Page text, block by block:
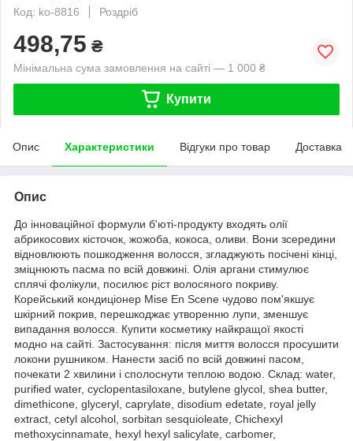
Код: ko-8816
Роздріб
498,75 ₴
Мінімальна сума замовлення на сайті — 1 000 ₴
Купити
Опис Характеристики Відгуки про товар Доставка
Опис
До інноваційної формули б'юті-продукту входять олії
абрикосових кісточок, жожоба, кокоса, оливи. Вони зсередини
відновлюють пошкодження волосся, згладжують посічені кінці,
зміцнюють пасма по всій довжині. Олія аргани стимулює
сплячі фолікули, посилює ріст волосяного покриву.
Корейський кондиціонер Mise En Scene чудово пом'якшує
шкірний покрив, перешкоджає утворенню лупи, зменшує
випадання волосся. Купити косметику найкращої якості
модно на сайті. Застосування: після миття волосся просушити
локони рушником. Нанести засіб по всій довжині пасом,
почекати 2 хвилини і сполоснути теплою водою. Склад: water,
purified water, cyclopentasiloxane, butylene glycol, shea butter,
dimethicone, glyceryl, caprylate, disodium edetate, royal jelly
extract, cetyl alcohol, sorbitan sesquioleate, Chichexyl
methoxycinnamate, hexyl hexyl salicylate, carbomer,